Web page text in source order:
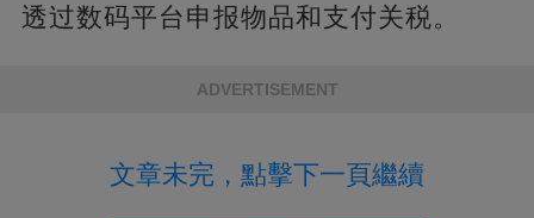
透过数码平台申报物品和支付关税。
ADVERTISEMENT
文章未完，點擊下一頁繼續